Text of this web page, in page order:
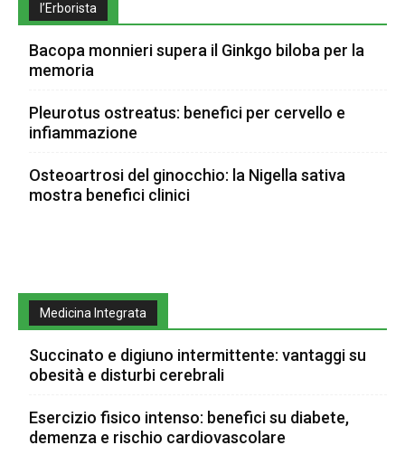
l’Erborista
Bacopa monnieri supera il Ginkgo biloba per la
memoria
Pleurotus ostreatus: benefici per cervello e
infiammazione
Osteoartrosi del ginocchio: la Nigella sativa
mostra benefici clinici
Medicina Integrata
Succinato e digiuno intermittente: vantaggi su
obesità e disturbi cerebrali
Esercizio fisico intenso: benefici su diabete,
demenza e rischio cardiovascolare